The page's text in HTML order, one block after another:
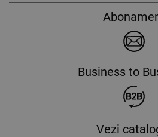
Business to
Vezi